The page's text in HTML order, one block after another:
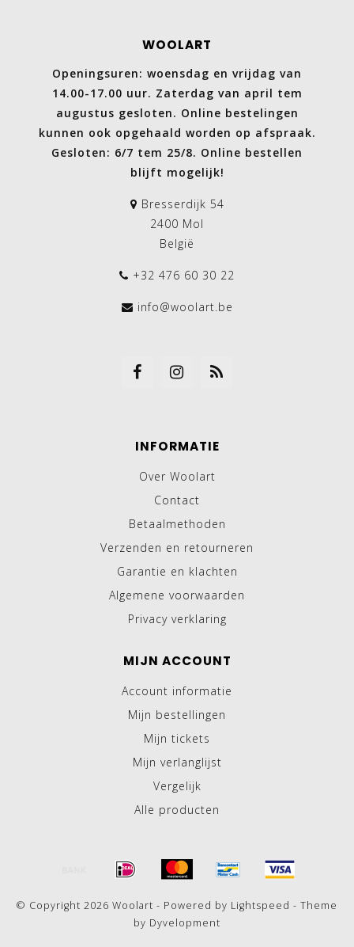
WOOLART
Openingsuren: woensdag en vrijdag van
14.00-17.00 uur. Zaterdag van april tem
augustus gesloten. Online bestelingen
kunnen ook opgehaald worden op afspraak.
Gesloten: 6/7 tem 25/8. Online bestellen
blijft mogelijk!
Bresserdijk 54
2400 Mol
België
+32 476 60 30 22
info@woolart.be
INFORMATIE
Over Woolart
Contact
Betaalmethoden
Verzenden en retourneren
Garantie en klachten
Algemene voorwaarden
Privacy verklaring
MIJN ACCOUNT
Account informatie
Mijn bestellingen
Mijn tickets
Mijn verlanglijst
Vergelijk
Alle producten
© Copyright 2026 Woolart - Powered by Lightspeed - Theme
by Dyvelopment